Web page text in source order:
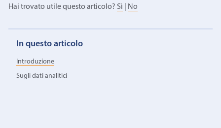
Hai trovato utile questo articolo? Sì No
In questo articolo
Introduzione
Sugli dati analitici